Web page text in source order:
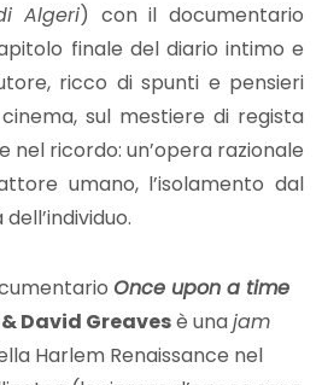
Algeri) con il documentario
finale del diario intimo e
ricco di spunti e pensieri
sul mestiere di regista
nel ricordo: un’opera razionale
umano, l’isolamento dal
Once upon a time
David Greavesè unajam
Harlem Renaissance nel